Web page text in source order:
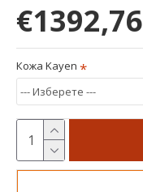
€1392,76
Кожа Kayen